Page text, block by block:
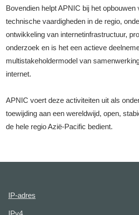
Bovendien helpt APNIC bij het opbouwen
technische vaardigheden in de regio,
ontwikkeling van internetinfrastructuur,
onderzoek en is het een actieve
multistakeholdermodel van
internet.
APNIC voert deze activiteiten uit als
toewijding aan een wereldwijd, open,
de hele regio Azië-Pacific bedient.
IP-adres
IPv4